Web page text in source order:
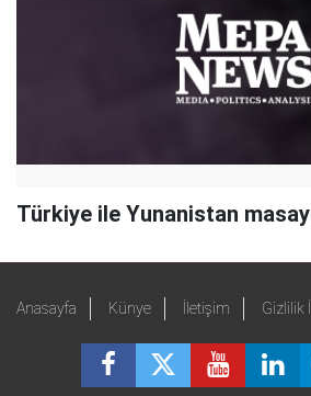
Türkiye ile Yunanistan
Anasayfa Künye İletişim Gizlilik